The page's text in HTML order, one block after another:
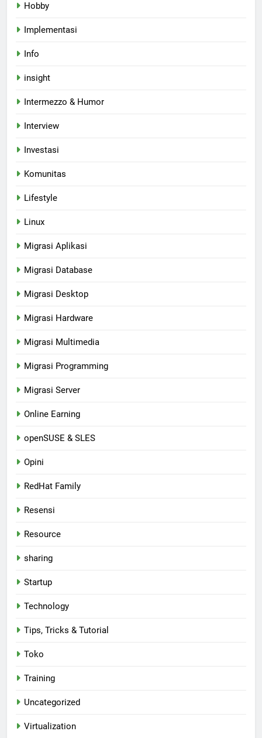
Hobby
Implementasi
Info
insight
Intermezzo & Humor
Interview
Investasi
Komunitas
Lifestyle
Linux
Migrasi Aplikasi
Migrasi Database
Migrasi Desktop
Migrasi Hardware
Migrasi Multimedia
Migrasi Programming
Migrasi Server
Online Earning
openSUSE & SLES
Opini
RedHat Family
Resensi
Resource
sharing
Startup
Technology
Tips, Tricks & Tutorial
Toko
Training
Uncategorized
Virtualization